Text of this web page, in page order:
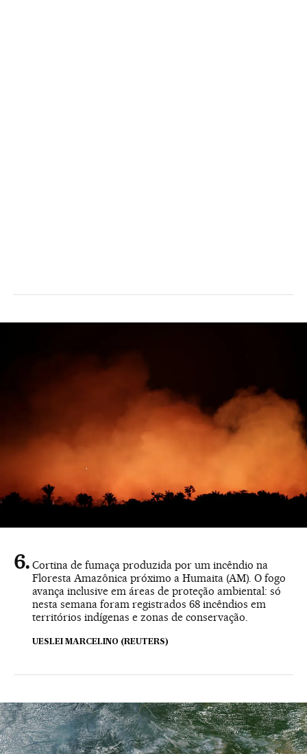
Cortina de fumaça produzida por um incêndio na
Floresta Amazônica próximo a Humaita (AM). O fogo
avança inclusive em áreas de proteção ambiental: só
nesta semana foram registrados 68 incêndios em
territórios indígenas e zonas de conservação.
UESLEI MARCELINO (REUTERS)